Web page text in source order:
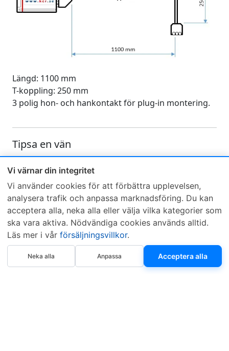
Vi värnar din integritet
Vi använder cookies för att förbättra upplevelsen,
analysera trafik och anpassa marknadsföring. Du kan
acceptera alla, neka alla eller välja vilka kategorier som
ska vara aktiva. Nödvändiga cookies används alltid.
Läs mer i vår försäljningsvillkor.
Neka alla Anpassa Acceptera alla
Köp nu
Längd: 1100 mm
T-koppling: 250 mm
3 polig hon- och hankontakt för plug-in montering.
Tipsa en vän
Skicka ett e-mail och tipsa en vän om denna produkt
Sveriges mest sålda dieselbox
Kontakta KCR
Om KCR/Garantier
Återförsäljare
Sök KCR-box